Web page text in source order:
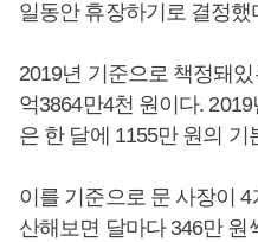
일동안 휴장하기로 결정했
2019년 기준으로 책정돼
억3864만4천 원이다.
은 한 달에 1155만 원의 기
이를 기준으로 문 사장이
산해보면 달마다 346만 원